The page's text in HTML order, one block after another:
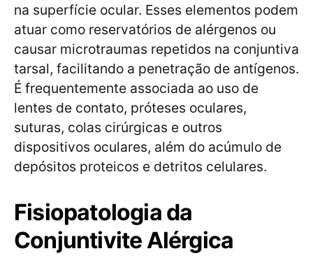
na superfície ocular. Esses elementos podem
atuar como reservatórios de alérgenos ou
causar microtraumas repetidos na conjuntiva
tarsal, facilitando a penetração de antígenos.
É frequentemente associada ao uso de
lentes de contato, próteses oculares,
suturas, colas cirúrgicas e outros
dispositivos oculares, além do acúmulo de
depósitos proteicos e detritos celulares.
Fisiopatologia da
Conjuntivite Alérgica